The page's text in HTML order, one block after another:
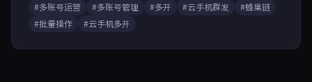
#多账号运营
#多账号管理 #多开 #云手机群发
#蜂巢链
#批量操作
#云手机多开